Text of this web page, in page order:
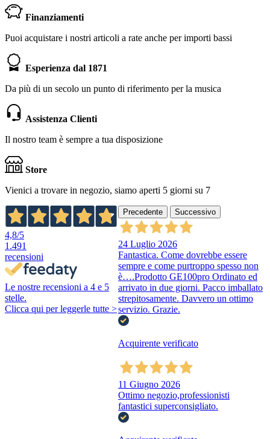
Finanziamenti
Puoi acquistare i nostri articoli a rate anche per importi bassi
Esperienza dal 1871
Da più di un secolo un punto di riferimento per la musica
Assistenza Clienti
Il nostro team è sempre a tua disposizione
Store
Vienici a trovare in negozio, siamo aperti 5 giorni su 7
4,8/5
1.491
recensioni
Le nostre recensioni a 4 e 5
stelle.
Clicca qui per leggerle tutte >
Precedente Successivo
24 Luglio 2026
Fantastica. Come dovrebbe essere
sempre e come purtroppo spesso non
è….Prodotto GE100pro Ordinato ed
arrivato in due giorni. Pacco imballato
strepitosamente. Davvero un ottimo
servizio. Grazie.
Acquirente verificato
11 Giugno 2026
Ottimo negozio,professionisti
fantastici superconsigliato.